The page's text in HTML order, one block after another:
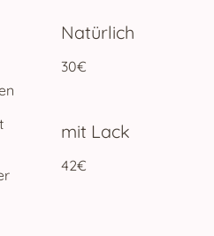
Natürlich
30€
mit Lack
42€